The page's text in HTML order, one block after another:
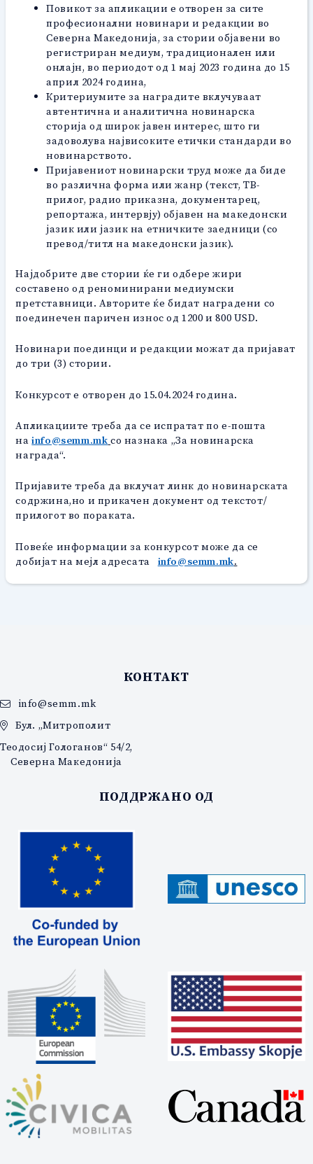
Повикот за апликации е отворен за сите
професионални новинари и редакции во
Северна Македонија, за стории објавени во
регистриран медиум, традиционален или
онлајн, во периодот од 1 мај 2023 година до 15
април 2024 година,
Критериумите за наградите вклучуваат
автентична и аналитична новинарска
сторија од широк јавен интерес, што ги
задоволува највисоките етички стандарди во
новинарството.
Пријавениот новинарски труд може да биде
во различна форма или жанр (текст, ТВ-
прилог, радио приказна, документарец,
репортажа, интервју) објавен на македонски
јазик или јазик на етничките заедници (со
превод/титл на македонски јазик).
Најдобрите две стории ќе ги одбере жири
составено од реноминирани медиумски
претставници. Авторите ќе бидат наградени со
поединечен паричен износ од 1200 и 800 USD.
Новинари поединци и редакции можат да пријават
до три (3) стории.
Конкурсот е отворен до 15.04.2024 година.
Апликациите треба да се испратат по е-пошта
наinfo@semm.mk со назнака „За новинарска
награда“.
Пријавите треба да вклучат линк до новинарската
содржина,но и прикачен документ од текстот/
прилогот во пораката.
Повеќе информации за конкурсот може да се
добијат на мејл адресата info@semm.mk.
КОНТАКТ
info@semm.mk
Бул. „Митрополит
Теодосиј Гологанов“ 54/2,
Северна Македонија
ПОДДРЖАНО ОД